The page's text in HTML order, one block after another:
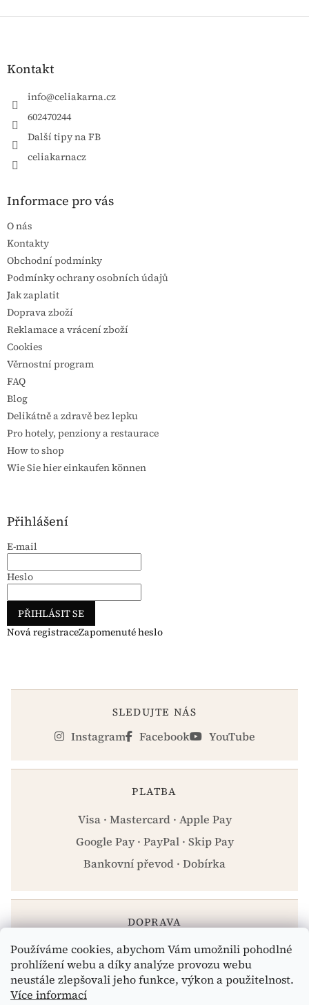
Používáme cookies, abychom Vám umožnili pohodlné
prohlížení webu a díky analýze provozu webu
neustále zlepšovali jeho funkce, výkon a použitelnost.
Více informací
Zápatí
Kontakt
info@celiakarna.cz
602470244
Další tipy na FB
celiakarnacz
Informace pro vás
O nás
Kontakty
Obchodní podmínky
Podmínky ochrany osobních údajů
Jak zaplatit
Doprava zboží
Reklamace a vrácení zboží
Cookies
Věrnostní program
FAQ
Blog
Delikátně a zdravě bez lepku
Pro hotely, penziony a restaurace
How to shop
Wie Sie hier einkaufen können
Přihlášení
E-mail
Heslo
PŘIHLÁSIT SE
Nová registraceZapomenuté heslo
SLEDUJTE NÁS
Instagram Facebook YouTube
PLATBA
Visa · Mastercard · Apple Pay
Google Pay · PayPal · Skip Pay
Bankovní převod · Dobírka
DOPRAVA
Zásilkovna · PPL · Osobní odběr Praha